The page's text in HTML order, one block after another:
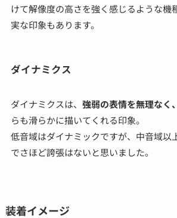
けて解像度の高さを強く感じるような機
実な印象もあります。
ダイナミクス
ダイナミクスは、 強弱の表情を無理なく、
らも滑らかに描いてくれる印象。
低音域はダイナミックですが、中音域以
でさほど誇張はないと思いました。
装着イメージ